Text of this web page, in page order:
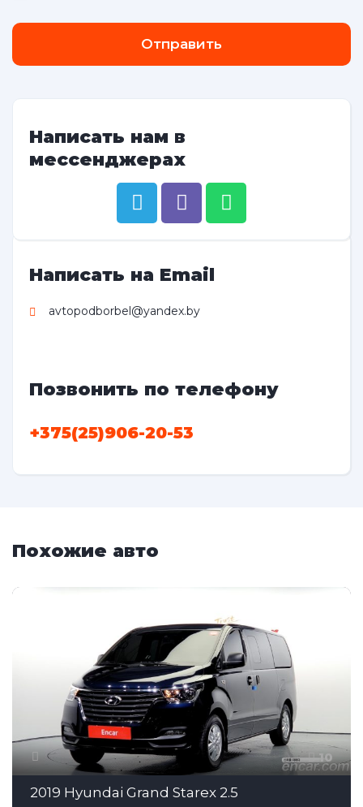
Отправить
Написать нам в
мессенджерах
Написать на Email
avtopodborbel@yandex.by
Позвонить по телефону
+375(25)906-20-53
Похожие авто
10
2019 Hyundai Grand Starex 2.5